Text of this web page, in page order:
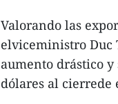
Valorando las
elviceministro Duc
aumento drástico
dólares al cierrede